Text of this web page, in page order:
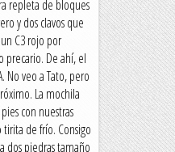
repleta de bloques
y dos clavos que
C3 rojo por
precario. De ahí, el
No veo a Tato, pero
La mochila
con nuestras
tirita de frío. Consigo
dos piedras tamaño